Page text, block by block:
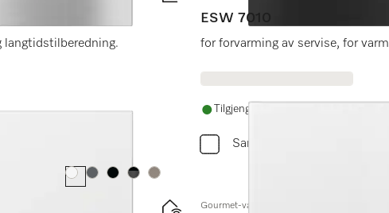
langtidstilberedning.
ESW 7010
for forvarming av servise, for
Tilgjengelig på lager
Sammenlign
Farge:Farge:Farge:Farge:Farge:
Gourmet-varmeskuff uten håndtak i 32 cm